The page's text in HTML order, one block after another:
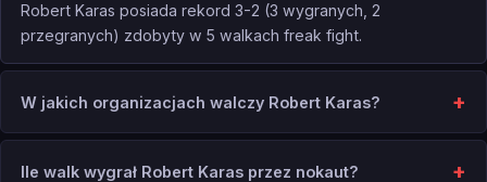
Robert Karas posiada rekord 3-2 (3 wygranych, 2
przegranych) zdobyty w 5 walkach freak fight.
W jakich organizacjach walczy Robert Karas?
Ile walk wygrał Robert Karas przez nokaut?